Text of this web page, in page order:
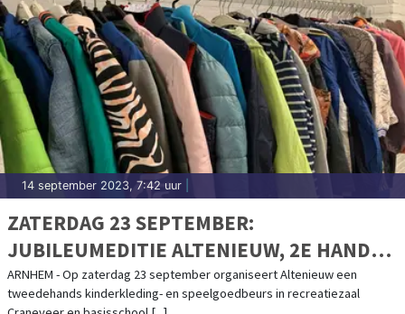
14 september 2023, 7:42 uur
ZATERDAG 23 SEPTEMBER:
JUBILEUMEDITIE ALTENIEUW, 2E HANDS
KINDERKLEDINGBEURS IN ARNHEM
NOORD
ARNHEM - Op zaterdag 23 september organiseert Altenieuw een
tweedehands kinderkleding- en speelgoedbeurs in recreatiezaal